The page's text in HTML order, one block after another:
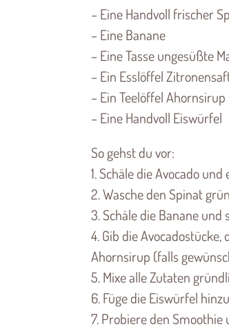
– Eine Handvoll frischer
– Eine Banane
– Eine Tasse ungesüßte
– Ein Esslöffel
– Ein Teelöffel
– Eine Handvoll Eiswürfel
So gehst du vor:
1. Schäle die Avocado
2. Wasche den Spinat
3. Schäle die Banane und
4. Gib die
Ahornsirup (falls
5. Mixe alle Zutaten
6. Füge die Eiswürfel
7. Probiere den